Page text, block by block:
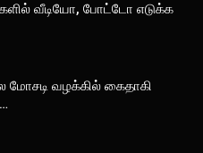
வீடியோ, போட்டோ எடுக்க
மோசடி வழக்கில் கைதாகி